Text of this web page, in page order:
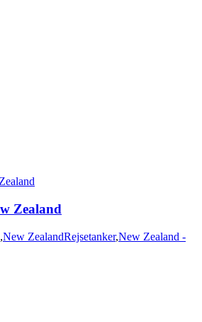
,New ZealandRejsetanker,New Zealand -